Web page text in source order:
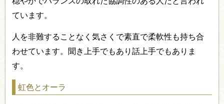
ています。
人を非難することなく気さくで素直で柔軟性も持ち合
わせています。聞き上手でもあり話上手でもありま
す。
虹色とオーラ